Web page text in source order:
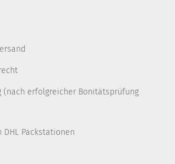
(nach erfolgreicher Bonitätsprüfung
Packstationen